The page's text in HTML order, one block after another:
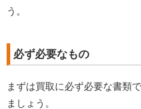
う。
必ず必要なもの
まずは買取に必ず必要な書類
ましょう。